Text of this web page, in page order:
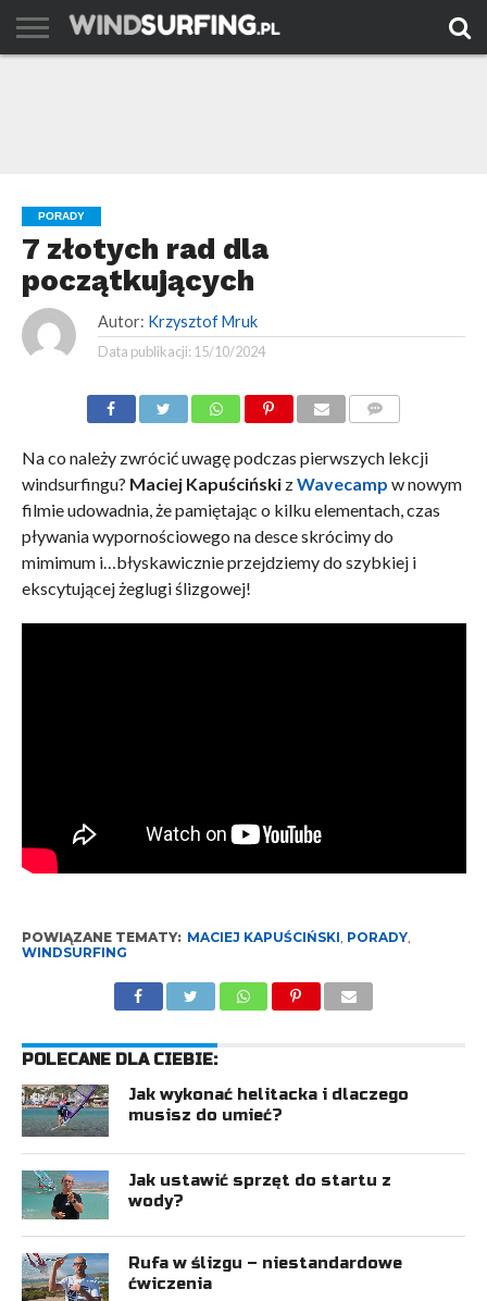
PORADY
7 złotych rad dla
początkujących
Autor: Krzysztof Mruk
Data publikacji: 15/10/2024
Na co należy zwrócić uwagę podczas pierwszych lekcji
windsurfingu? Maciej KapuścińskizWavecamp w nowym
filmie udowadnia, że pamiętając o kilku elementach, czas
pływania wypornościowego na desce skrócimy do
mimimum i…błyskawicznie przejdziemy do szybkiej i
ekscytującej żeglugi ślizgowej!
POWIĄZANE TEMATY: MACIEJ KAPUŚCIŃSKI PORADY,
WINDSURFING
POLECANE DLA CIEBIE:
Jak wykonać helitacka i dlaczego
musisz do umieć?
Jak ustawić sprzęt do startu z
wody?
Rufa w ślizgu – niestandardowe
ćwiczenia